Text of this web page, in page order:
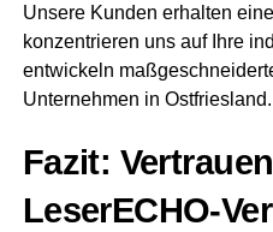
Unse­re Kun­den erhal­ten
kon­zen­trie­ren uns auf Ihre
ent­wi­ckeln
Unter­neh­men in Ostfriesland.
Fazit:
LeserECHO-